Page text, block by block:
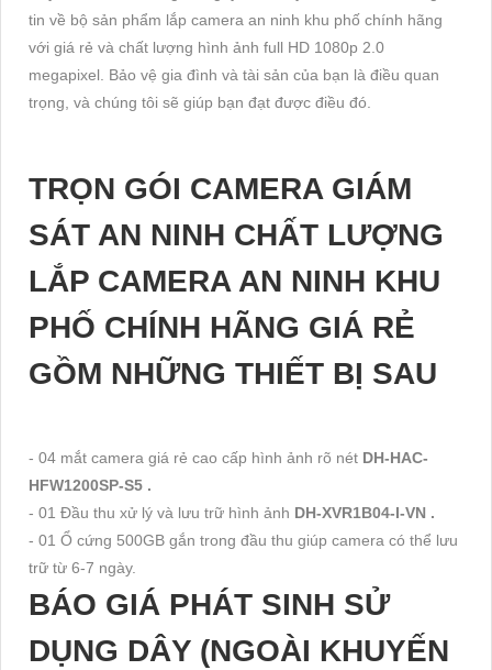
tin về bộ sản phẩm lắp camera an ninh khu phố chính hãng
với giá rẻ và chất lượng hình ảnh full HD 1080p 2.0
megapixel. Bảo vệ gia đình và tài sản của bạn là điều quan
trọng, và chúng tôi sẽ giúp bạn đạt được điều đó.
TRỌN GÓI CAMERA GIÁM
SÁT AN NINH CHẤT LƯỢNG
LẮP CAMERA AN NINH KHU
PHỐ CHÍNH HÃNG GIÁ RẺ
GỒM NHỮNG THIẾT BỊ SAU
- 04 mắt camera giá rẻ cao cấp hình ảnh rõ nét DH-HAC-
HFW1200SP-S5 .
- 01 Đầu thu xử lý và lưu trữ hình ảnh DH-XVR1B04-I-VN .
- 01 Ổ cứng 500GB gắn trong đầu thu giúp camera có thể lưu
trữ từ 6-7 ngày.
BÁO GIÁ PHÁT SINH SỬ
DỤNG DÂY (NGOÀI KHUYẾN